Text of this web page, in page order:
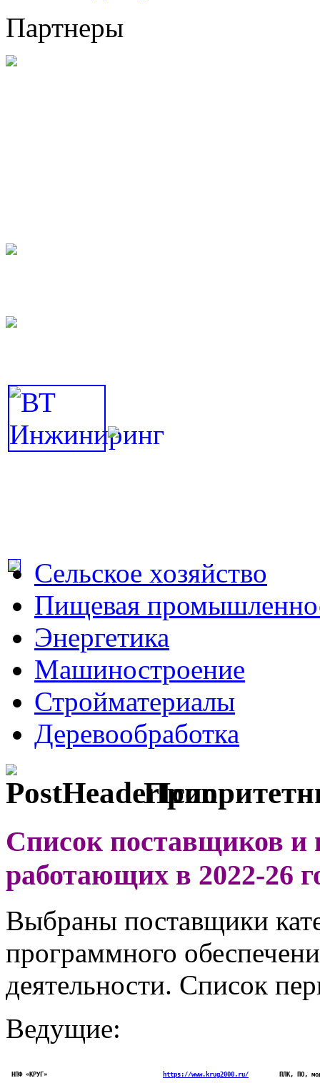
Партнеры
Сельское хозяйство
Пищевая
Энергетика
Машиностроение
Стройматериалы
Деревообработка
Список поставщиков и
работающих в 2022-26
Выбраны поставщики
программного
деятельности. Список
Ведущие:
НПФ «КРУГ» https://www.krug2000.ru/ ПЛК, ПО,